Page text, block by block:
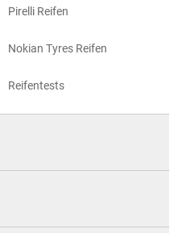
Pirelli Reifen
Nokian Tyres Reifen
Reifentests